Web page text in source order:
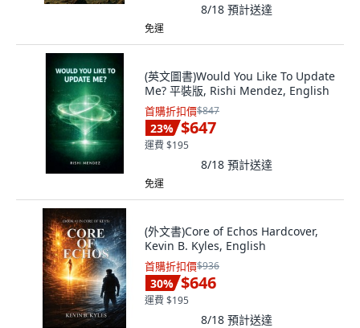
8/18 預計送達
免運
(英文圖書)Would You Like To Update
Me? 平裝版, Rishi Mendez, English
首購折扣價$847
23% $647
運費 $195
8/18 預計送達
免運
(外文書)Core of Echos Hardcover,
Kevin B. Kyles, English
首購折扣價$936
30% $646
運費 $195
8/18 預計送達